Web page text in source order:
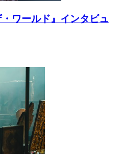
ワールド』インタビュ